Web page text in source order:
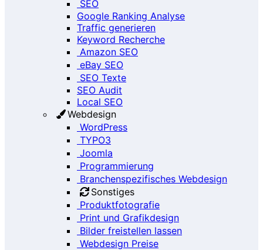
SEO
Google Ranking Analyse
Traffic generieren
Keyword Recherche
Amazon SEO
eBay SEO
SEO Texte
SEO Audit
Local SEO
Webdesign
WordPress
TYPO3
Joomla
Programmierung
Branchenspezifisches Webdesign
Sonstiges
Produktfotografie
Print und Grafikdesign
Bilder freistellen lassen
Webdesign Preise